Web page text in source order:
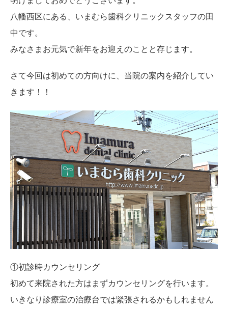
八幡西区にある、いまむら歯科クリニックスタッフの田
中です。
みなさまお元気で新年をお迎えのことと存じます。
さて今回は初めての方向けに、当院の案内を紹介してい
きます！！
①初診時カウンセリング
初めて来院された方はまずカウンセリングを行います。
いきなり診療室の治療台では緊張されるかもしれません